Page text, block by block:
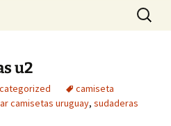
Buscar:
u2
camiseta
camisetas uruguay, sudaderas